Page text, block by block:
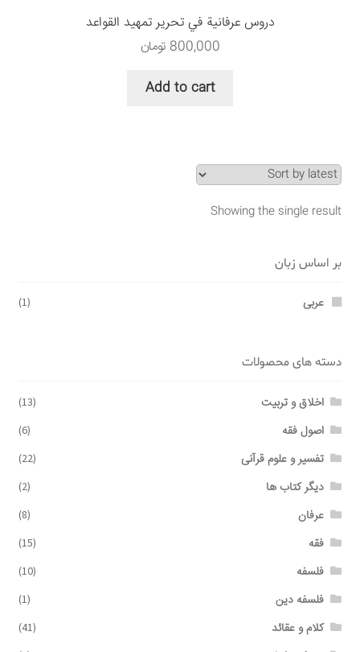
دروس عرفانية في تحرير تمهيد القواعد
800,000 تومان
Add to cart
Showing the single result
بر اساس زبان
عربی (1)
دسته های محصولات
اخلاق و تربیت (13)
اصول فقه (6)
تفسیر و علوم قرآنی (22)
دیگر کتاب ها (2)
عرفان (8)
فقه (15)
فلسفه (10)
فلسفه دین (1)
کلام و عقائد (41)